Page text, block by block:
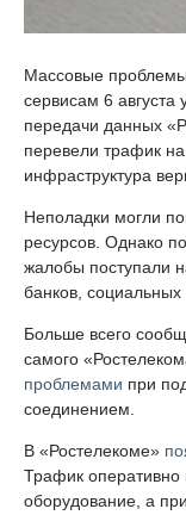
Массовые проблемы
сервисам 6 августа
передачи данных
перевели трафик
инфраструктура
Неполадки могли
ресурсов. Однако
жалобы поступали
банков,
Больше всего
самого
проблемами при
соединением.
В «Ростелекоме»
Трафик оперативно
оборудование, а